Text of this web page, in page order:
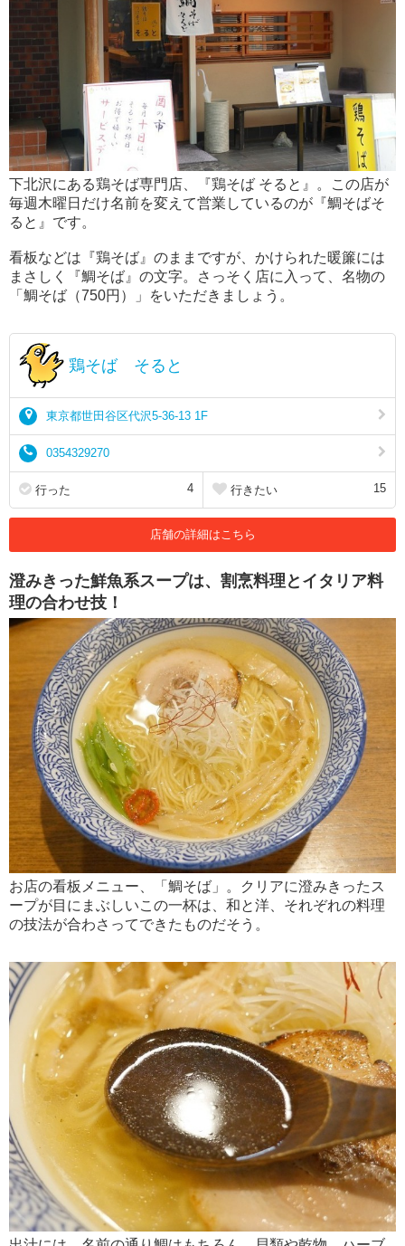
下北沢にある鶏そば専門店、『鶏そば そると』。この店が
毎週木曜日だけ名前を変えて営業しているのが『鯛そばそ
ると』です。
看板などは『鶏そば』のままですが、かけられた暖簾には
まさしく『鯛そば』の文字。さっそく店に入って、名物の
「鯛そば（750円）」をいただきましょう。
鶏そば そると
東京都世田谷区代沢5-36-13 1F
0354329270
行った 4 行きたい 15
店舗の詳細はこちら
澄みきった鮮魚系スープは、割烹料理とイタリア料
理の合わせ技！
お店の看板メニュー、「鯛そば」。クリアに澄みきったス
ープが目にまぶしいこの一杯は、和と洋、それぞれの料理
の技法が合わさってできたものだそう。